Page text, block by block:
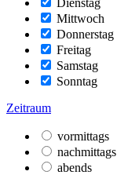
Dienstag
Mittwoch
Donnerstag
Freitag
Samstag
Sonntag
Zeitraum
vormittags
nachmittags
abends